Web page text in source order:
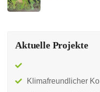
Aktuelle Projekte
Klimafreundlicher Ko